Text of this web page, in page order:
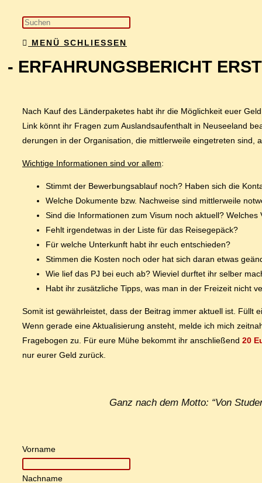
MENÜ SCHLIESSEN
- ER­FAH­RUNGS­BE­RICHT
Nach Kauf des Län­der­pa­ke­tes habt ihr die Mög­lich­keit eu­er
Link könnt ihr Fra­gen zum Aus­lands­auf­ent­halt in Neu­see­land
de­run­gen in der Or­ga­ni­sa­ti­on, die mitt­ler­wei­le ein­ge­tre­ten sind,
Wich­ti­ge In­for­ma­tio­nen sind vor al­lem:
Stimmt der Be­wer­bungs­ab­lauf noch? Ha­ben sich die
Wel­che Do­ku­men­te bzw. Nach­wei­se sind mitt­ler­wei­le
Sind die In­for­ma­tio­nen zum Vi­sum noch ak­tu­ell?
Fehlt ir­gend­et­was in der Lis­te für das Reisegepäck?
Für wel­che Un­ter­kunft habt ihr euch entschieden?
Stim­men die Kos­ten noch oder hat sich dar­an et­was
Wie lief das PJ bei euch ab? Wie­viel durf­tet ihr sel­ber
Habt ihr zu­sätz­li­che Tipps, was man in der Frei­zeit nicht
So­mit ist ge­währ­leis­tet, dass der Bei­trag im­mer ak­tu­ell ist. Füllt
Wenn ge­ra­de ei­ne Ak­tua­li­sie­rung an­steht, mel­de ich mich
Fra­ge­bo­gen zu. Für eu­re Mü­he be­kommt ihr an­schlie­ßend 20
nur eu­rer Geld zurück.
Ganz nach dem Mot­to: “Von
Vor­na­me
Nach­na­me